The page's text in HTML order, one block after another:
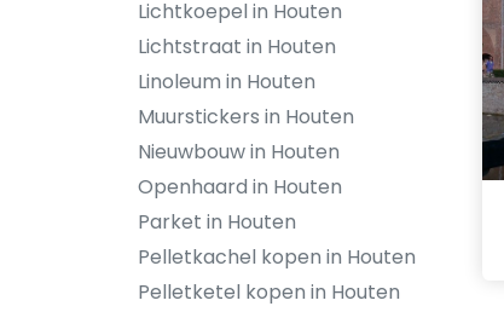
Lichtkoepel in Houten
Lichtstraat in Houten
Linoleum in Houten
Muurstickers in Houten
Nieuwbouw in Houten
Openhaard in Houten
Parket in Houten
Pelletkachel kopen in Houten
Pelletketel kopen in Houten